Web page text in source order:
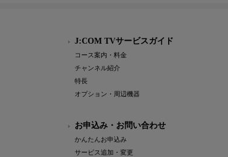
J:COM TVサービスガイド
コース案内・料金
チャンネル紹介
特長
オプション・周辺機器
お申込み・お問い合わせ
かんたんお申込み
サービス追加・変更